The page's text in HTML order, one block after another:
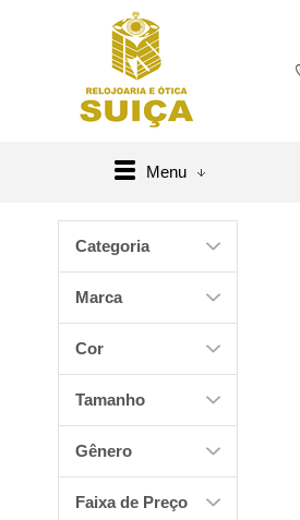
Menu
Categoria
Marca
Cor
Tamanho
Gênero
Faixa de Preço